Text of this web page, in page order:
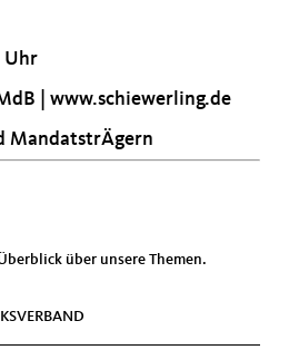
Uhr
| www.schiewerling.de
MandatstrÄgern
über unsere Themen.